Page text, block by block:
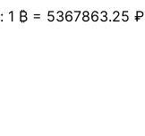
1 ₿ = 5367863.25 ₽